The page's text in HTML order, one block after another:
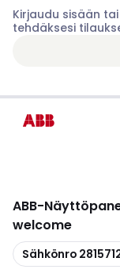
Kirjaudu sisään
tehdäksesi
ABB-
welcome
Kopioi
Sähkönro